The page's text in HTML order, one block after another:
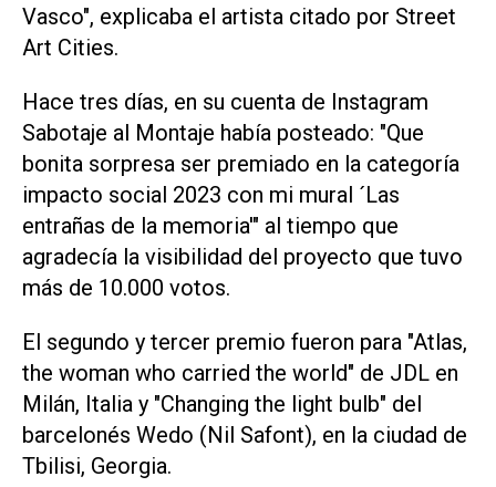
Vasco", explicaba el artista citado por Street
Art Cities.
Hace tres días, en su cuenta de Instagram
Sabotaje al Montaje había posteado: "Que
bonita sorpresa ser premiado en la categoría
impacto social 2023 con mi mural ´Las
entrañas de la memoria'" al tiempo que
agradecía la visibilidad del proyecto que tuvo
más de 10.000 votos.
El segundo y tercer premio fueron para "Atlas,
the woman who carried the world" de JDL en
Milán, Italia y "Changing the light bulb" del
barcelonés Wedo (Nil Safont), en la ciudad de
Tbilisi, Georgia.